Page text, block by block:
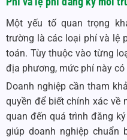
Một yếu tố quan trọng
trường là các loại phí và lệ
toán. Tùy thuộc vào từng
địa phương, mức phí này có
Doanh nghiệp cần tham
quyền để biết chính xác về
quan đến quá trình đăng
giúp doanh nghiệp